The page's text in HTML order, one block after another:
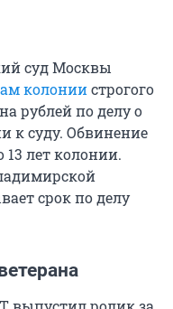
суд Москвы
колониистрогого
рублей по делу о
к суду. Обвинение
лет колонии.
срок по делу